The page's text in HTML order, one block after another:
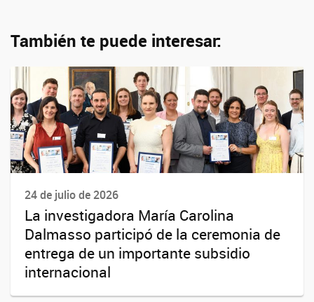
También te puede interesar:
24 de julio de 2026
La investigadora María Carolina
Dalmasso participó de la ceremonia de
entrega de un importante subsidio
internacional